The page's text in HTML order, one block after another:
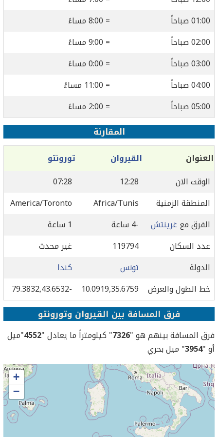
01:00 صباحاً
= 8:00 مساءً
02:00 صباحاً
= 9:00 مساءً
03:00 صباحاً
= 0:00 مساءً
04:00 صباحاً
= 11:00 مساءً
05:00 صباحاً
= 2:00 مساءً
المقارنة
العنوان القيروان
تورونتو
الوقت الان
12:28
07:28
المنطقة الزمنية
Africa/Tunis
America/Toronto
الفرق مع غرينتش -4 ساعة
1 ساعة
عدد السكان
119794
غير محدث
الدولة
تونس
كندا
خط الطول والعرض
10.0919,35.6759
-79.3832,43.6532
فرق المسافة بين القيروان وتورونتو
فرق المسافة بينهم هو "7326" كيلومتراً ما يعادل "4552"ميل
أو "3954" ميل بحري
+
−